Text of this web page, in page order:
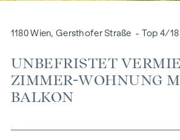
1180 Wien, Gersthofer Straße - Top 4/18
UNBEFRISTET
ZIMMER-WOHNUNG
BALKON